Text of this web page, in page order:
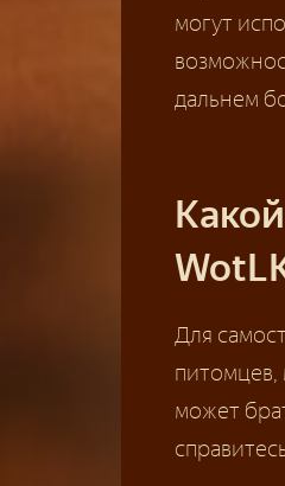
могут
дальнем
Для
может